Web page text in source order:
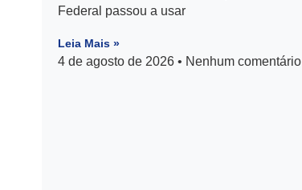
Federal passou a usar
Leia Mais »
4 de agosto de 2026 Nenhum comentário